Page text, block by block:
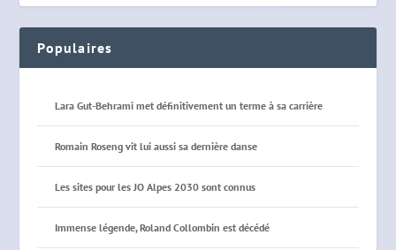
Populaires
Lara Gut-Behrami met définitivement un terme à sa carrière
Romain Roseng vit lui aussi sa dernière danse
Les sites pour les JO Alpes 2030 sont connus
Immense légende, Roland Collombin est décédé